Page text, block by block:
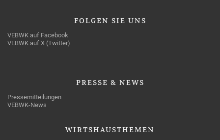
FOLGEN SIE UNS
VEBWK auf Facebook
VEBWK auf X (Twitter)
PRESSE & NEWS
Pressemitteilungen
VEBWK-News
WIRTSHAUSTHEMEN